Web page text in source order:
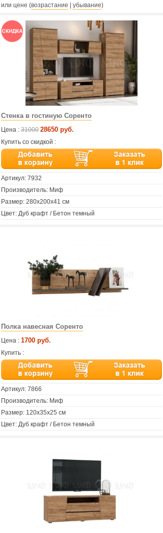
или цене (возрастание убывание)
Стенка в гостиную Соренто
Цена : 31000 28650 руб.
Купить со скидкой :
Артикул: 7932
Производитель: Миф
Размер: 280х200х41 см
Цвет: Дуб крафт / Бетон темный
Полка навесная Соренто
Цена : 1700 руб.
Купить :
Артикул: 7866
Производитель: Миф
Размер: 120х35х25 см
Цвет: Дуб крафт / Бетон темный